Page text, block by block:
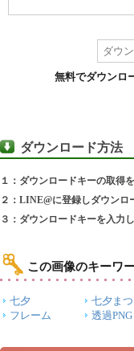
無料でダウンロ
ダウンロード方法
１：ダウンロードキーの取得
２：LINE@に登録しダウンロ
３：ダウンロードキーを入力
この画像のキーワ
七夕 七夕まつ
フレーム
透過PNG